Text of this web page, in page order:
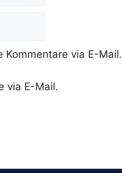
Kommentare via E-Mail.
via E-Mail.